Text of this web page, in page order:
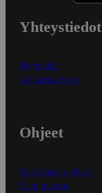
Yhteystiedot
Myymälät
Asiakaspalvelu
Ohjeet
Ensitilaajan ohjeet
Näin maksat